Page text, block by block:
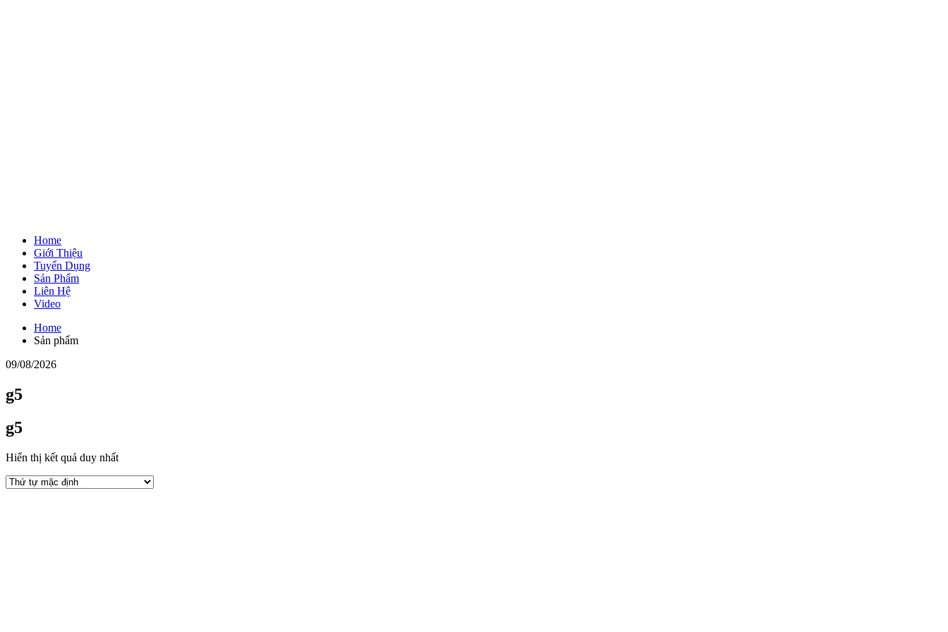
Home
Giới Thiệu
Tuyển Dụng
Sản Phẩm
Liên Hệ
Video
Home
Sản phẩm
09/08/2026
g5
g5
Hiển thị kết quả duy nhất